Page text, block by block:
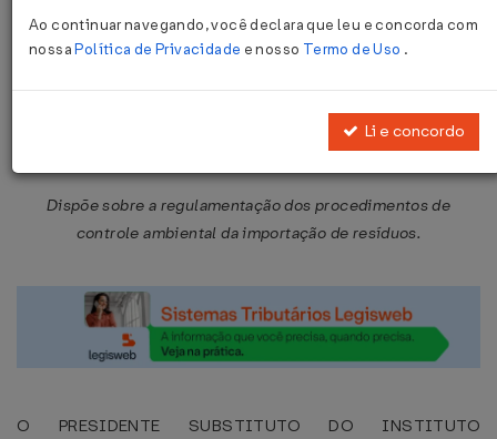
Instrução Normativa IBAMA Nº 24
Dispõe sobre a regulamentação dos procedimentos de
controle ambiental da importação de resíduos.
O PRESIDENTE SUBSTITUTO DO INSTITUTO
Ao continuar navegando, você declara que leu e concorda com
nossaPolítica de Privacidade e nosso Termo de Uso .
Li e concordo